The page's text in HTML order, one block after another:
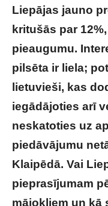
Liepājas jauno
kritušās par
pieaugumu.
pilsēta ir liela;
lietuvieši, kas
iegādājoties arī
neskatoties uz
piedāvājumu
Klaipēdā. Vai
pieprasījumam
mājokļiem un kā